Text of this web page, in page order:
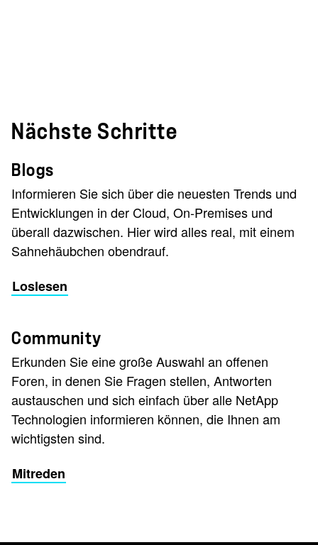
Nächste Schritte
Blogs
Informieren Sie sich über die neuesten Trends und
Entwicklungen in der Cloud, On-Premises und
überall dazwischen. Hier wird alles real, mit einem
Sahnehäubchen obendrauf.
Loslesen
Community
Erkunden Sie eine große Auswahl an offenen
Foren, in denen Sie Fragen stellen, Antworten
austauschen und sich einfach über alle NetApp
Technologien informieren können, die Ihnen am
wichtigsten sind.
Mitreden